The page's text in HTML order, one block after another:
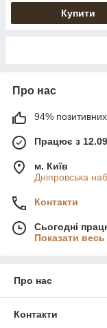
Купити
Про нас
94% позитивних
Працює з
м. Київ
Дніпровська
Контакти
Сьогодні
Показати
Про нас
Контакти